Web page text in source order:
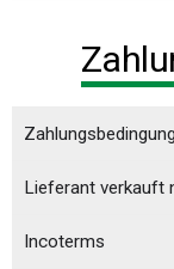
Incoterms
Lieferant verkauft